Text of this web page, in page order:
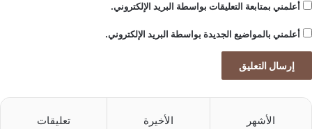
ع
ت
أعلمني بمتابعة التعليقات بواسطة البريد الإلكتروني.
أعلمني بالمواضيع الجديدة بواسطة البريد الإلكتروني.
الأشهر الأخيرة تعليقات